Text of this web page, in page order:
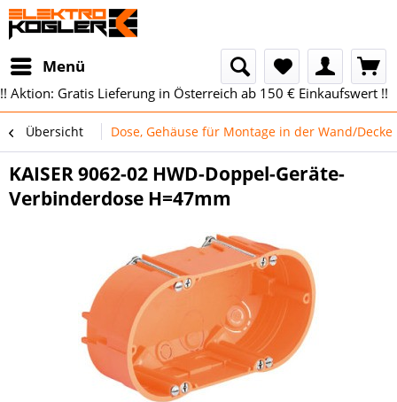
Menü
!! Aktion: Gratis Lieferung in Österreich ab 150 € Einkaufswert !!
Übersicht Dose, Gehäuse für Montage in der Wand/Decke
KAISER 9062-02 HWD-Doppel-Geräte-
Verbinderdose H=47mm